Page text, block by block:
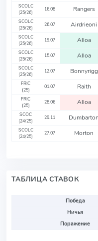
SCOLC
(25/26)
16.08 Rangers
SCOLC
(25/26)
26.07 Airdrieoni
SCOLC
(25/26)
19.07 Alloa
SCOLC
(25/26)
15.07 Alloa
SCOLC
(25/26)
12.07 Bonnyrigg
FRIC
(25)
01.07 Raith
FRIC
(25)
28.06 Alloa
SCOC
(24/25)
29.11 Dumbarton
SCOLC
(24/25)
27.07 Morton
ТАБЛИЦА СТАВОК
Победа
Ничья
Поражение